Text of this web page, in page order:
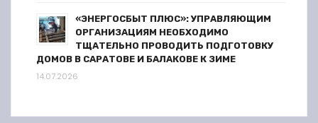
«ЭНЕРГОСБЫТ ПЛЮС»: УПРАВЛЯЮЩИМ
ОРГАНИЗАЦИЯМ НЕОБХОДИМО
ТЩАТЕЛЬНО ПРОВОДИТЬ ПОДГОТОВКУ
ДОМОВ В САРАТОВЕ И БАЛАКОВЕ К ЗИМЕ
14.07.2026